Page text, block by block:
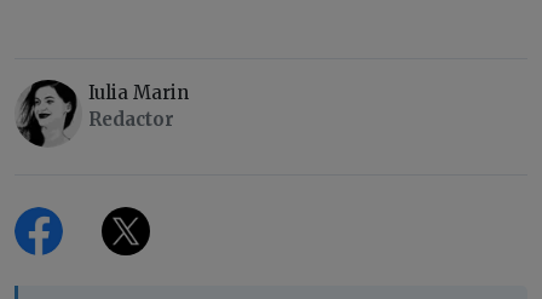
Iulia Marin
Redactor